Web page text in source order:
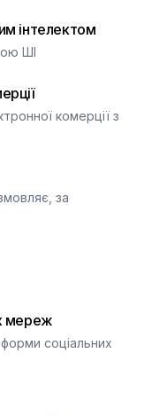
інтелектом
ШІ
комерції з
за
мереж
соціальних